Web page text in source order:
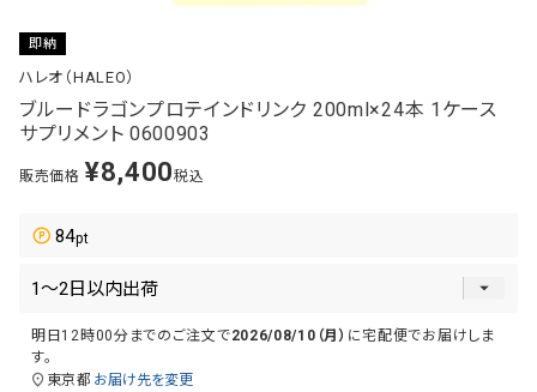
即納
ハレオ（HALEO）
ブルードラゴンプロテインドリンク 200ml×24本 1ケース
サプリメント 0600903
販売価格 ¥8,400税込
84
明日12時00分 までのご注文で2026/08/10（月） に宅配便でお届けしま
す。
東京都 お届け先を変更